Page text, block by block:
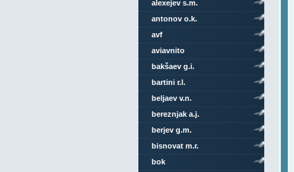
alexejev s.m.
antonov o.k.
avf
aviavnito
bakšaev g.i.
bartini r.l.
beljaev v.n.
bereznjak a.j.
berjev g.m.
bisnovat m.r.
bok